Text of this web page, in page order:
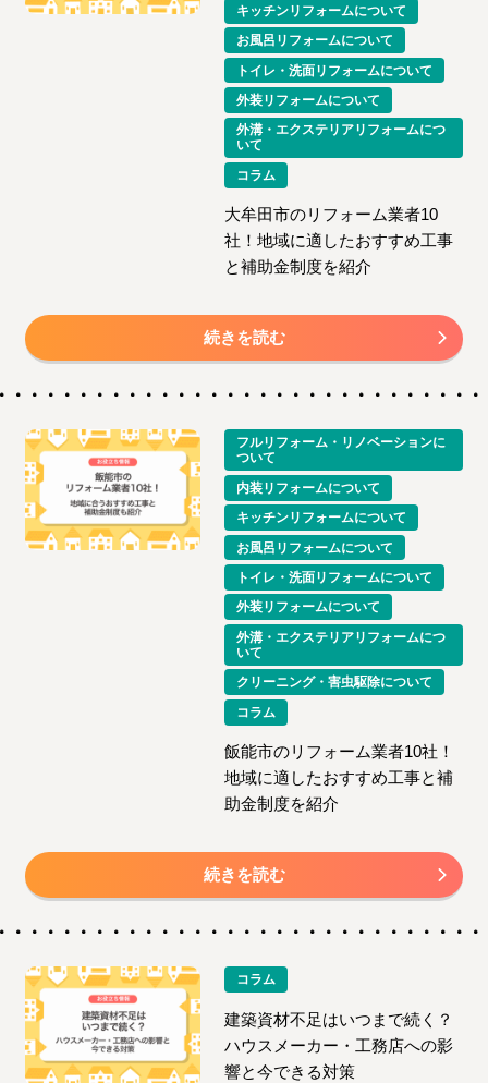
キッチンリフォームについて
お風呂リフォームについて
トイレ・洗面リフォームについて
外装リフォームについて
外溝・エクステリアリフォームにつ
いて
コラム
大牟田市のリフォーム業者10
社！地域に適したおすすめ工事
と補助金制度を紹介
続きを読む
フルリフォーム・リノベーションに
ついて
内装リフォームについて
キッチンリフォームについて
お風呂リフォームについて
トイレ・洗面リフォームについて
外装リフォームについて
外溝・エクステリアリフォームにつ
いて
クリーニング・害虫駆除について
コラム
飯能市のリフォーム業者10社！
地域に適したおすすめ工事と補
助金制度を紹介
続きを読む
コラム
建築資材不足はいつまで続く？
ハウスメーカー・工務店への影
響と今できる対策